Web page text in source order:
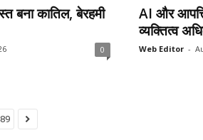
बना कातिल, बेरहमी
0
AI और
व्यक्तित्व
Web Editor -